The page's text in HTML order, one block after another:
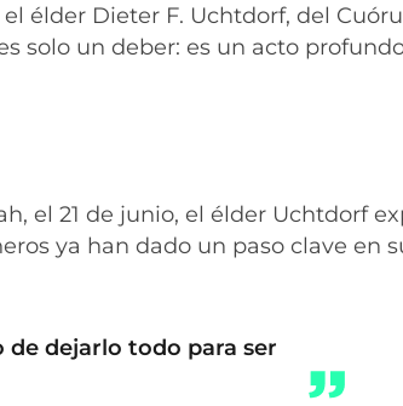
élder Dieter F. Uchtdorf, del
solo un deber: es un acto
el 21 de junio, el élder Uchtdorf
ya han dado un paso clave en
de dejarlo todo para ser